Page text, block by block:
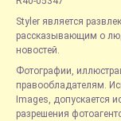
Styler является
рассказывающим о
новостей.
Фотографии,
правообладателям.
Images, допускается
разрешения